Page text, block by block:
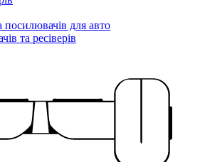
посилювачів для авто
та ресіверів